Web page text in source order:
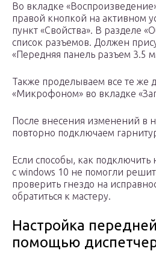
Во вкладке
правой кнопкой на активном
пункт «Свойства». В разделе
список разъемов. Должен
«Передняя панель разъем 3.5
Также проделываем все те же
«Микрофоном» во вкладке
После внесения изменений в
повторно подключаем
Если способы, как
с windows 10 не помогли
проверить гнездо на
обратиться к мастеру.
Настройка
помощью